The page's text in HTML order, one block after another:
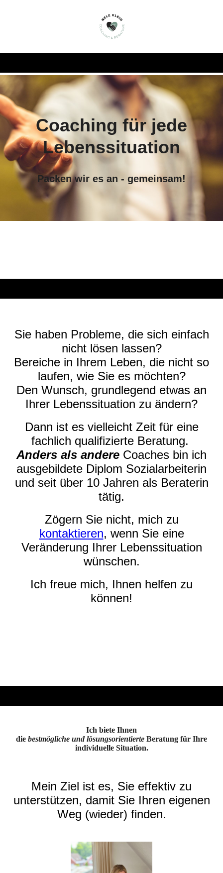
Coaching für jede
Lebenssituation
Packen wir es an - gemeinsam!
Sie haben Probleme, die sich einfach
nicht lösen lassen?
Bereiche in Ihrem Leben, die nicht so
laufen, wie Sie es möchten?
Den Wunsch, grundlegend etwas an
Ihrer Lebenssituation zu ändern?
Dann ist es vielleicht Zeit für eine
fachlich qualifizierte Beratung.
Anders als andere Coaches bin ich
ausgebildete Diplom Sozialarbeiterin
und seit über 10 Jahren als Beraterin
tätig.
Zögern Sie nicht, mich zu
kontaktieren, wenn Sie eine
Veränderung Ihrer Lebenssituation
wünschen.
Ich freue mich, Ihnen helfen zu
können!
Ich biete Ihnen
die bestmögliche und lösungsorientierte Beratung für Ihre
individuelle Situation.
Mein Ziel ist es, Sie effektiv zu
unterstützen, damit Sie Ihren eigenen
Weg (wieder) finden.